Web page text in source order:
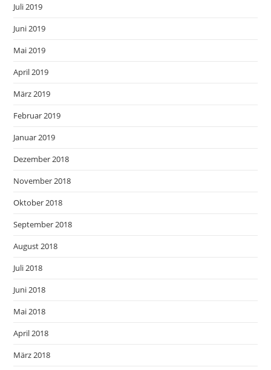
Juli 2019
Juni 2019
Mai 2019
April 2019
März 2019
Februar 2019
Januar 2019
Dezember 2018
November 2018
Oktober 2018
September 2018
August 2018
Juli 2018
Juni 2018
Mai 2018
April 2018
März 2018